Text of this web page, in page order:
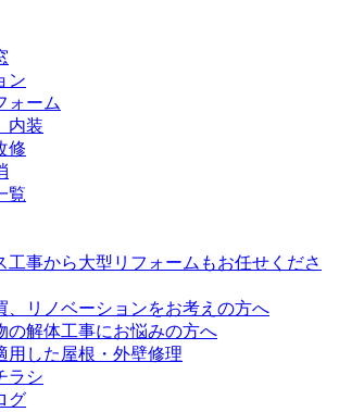
ン
ォーム
内装
修
覧
工事から大型リフォームもお任せくださ
、リノベーションをお考えの方へ
の解体工事にお悩みの方へ
用した屋根・外壁修理
ラシ
グ